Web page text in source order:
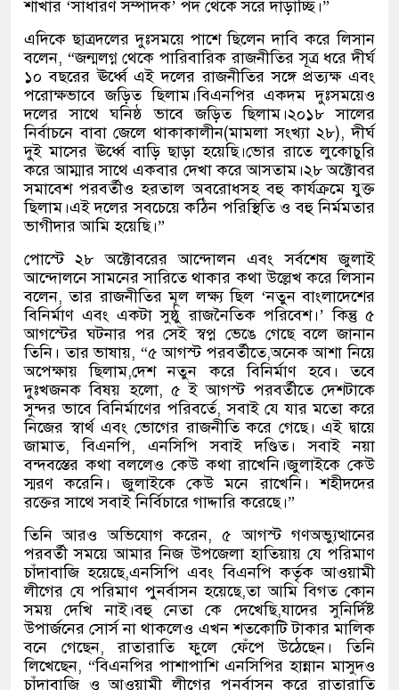
শাখার ‘সাধারণ সম্পাদক’ পদ থেকে সরে দাঁড়াচ্ছি।”
এদিকে ছাত্রদলের দুঃসময়ে পাশে ছিলেন দাবি করে লিসান
বলেন, “জন্মলগ্ন থেকে পারিবারিক রাজনীতির সূত্র ধরে দীর্ঘ
১০ বছরের ঊর্ধ্বে এই দলের রাজনীতির সঙ্গে প্রত্যক্ষ এবং
পরোক্ষভাবে জড়িত ছিলাম।বিএনপির একদম দুঃসময়েও
দলের সাথে ঘনিষ্ঠ ভাবে জড়িত ছিলাম।২০১৮ সালের
নির্বাচনে বাবা জেলে থাকাকালীন(মামলা সংখ্যা ২৮), দীর্ঘ
দুই মাসের ঊর্ধ্বে বাড়ি ছাড়া হয়েছি।ভোর রাতে লুকোচুরি
করে আম্মার সাথে একবার দেখা করে আসতাম।২৮ অক্টোবর
সমাবেশ পরবর্তীও হরতাল অবরোধসহ বহু কার্যক্রমে যুক্ত
ছিলাম।এই দলের সবচেয়ে কঠিন পরিস্থিতি ও বহু নির্মমতার
ভাগীদার আমি হয়েছি।”
পোস্টে ২৮ অক্টোবরের আন্দোলন এবং সর্বশেষ জুলাই
আন্দোলনে সামনের সারিতে থাকার কথা উল্লেখ করে লিসান
বলেন, তার রাজনীতির মূল লক্ষ্য ছিল ‘নতুন বাংলাদেশের
বিনির্মাণ এবং একটা সুষ্ঠু রাজনৈতিক পরিবেশ।’ কিন্তু ৫
আগস্টের ঘটনার পর সেই স্বপ্ন ভেঙে গেছে বলে জানান
তিনি। তার ভাষায়, “৫ আগস্ট পরবর্তীতে,অনেক আশা নিয়ে
অপেক্ষায় ছিলাম,দেশ নতুন করে বিনির্মাণ হবে। তবে
দুঃখজনক বিষয় হলো, ৫ ই আগস্ট পরবর্তীতে দেশটাকে
সুন্দর ভাবে বিনির্মাণের পরিবর্তে, সবাই যে যার মতো করে
নিজের স্বার্থ এবং ভোগের রাজনীতি করে গেছে। এই দ্বায়ে
জামাত, বিএনপি, এনসিপি সবাই দণ্ডিত। সবাই নয়া
বন্দবস্তের কথা বললেও কেউ কথা রাখেনি।জুলাইকে কেউ
স্মরণ করেনি। জুলাইকে কেউ মনে রাখেনি। শহীদদের
রক্তের সাথে সবাই নির্বিচারে গাদ্দারি করেছে।”
তিনি আরও অভিযোগ করেন, ৫ আগস্ট গণঅভ্যুত্থানের
পরবর্তী সময়ে আমার নিজ উপজেলা হাতিয়ায় যে পরিমাণ
চাঁদাবাজি হয়েছে,এনসিপি এবং বিএনপি কর্তৃক আওয়ামী
লীগের যে পরিমাণ পুনর্বাসন হয়েছে,তা আমি বিগত কোন
সময় দেখি নাই।বহু নেতা কে দেখেছি,যাদের সুনির্দিষ্ট
উপার্জনের সোর্স না থাকলেও এখন শতকোটি টাকার মালিক
বনে গেছেন, রাতারাতি ফুলে ফেঁপে উঠেছেন। তিনি
লিখেছেন, “বিএনপির পাশাপাশি এনসিপির হান্নান মাসুদও
চাঁদাবাজি ও আওয়ামী লীগের পুনর্বাসন করে রাতারাতি